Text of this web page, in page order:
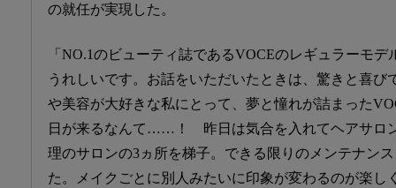
の就任が実現した。
「NO.1のビューティ誌であるVOCEのレギュラーモ
うれしいです。お話をいただいたときは、驚きと喜び
や美容が大好きな私にとって、夢と憧れが詰まった
日が来るなんて……！ 昨日は気合を入れてヘアサロ
理のサロンの3ヵ所を梯子。できる限りのメンテナン
た。メイクごとに別人みたいに印象が変わるのが楽し